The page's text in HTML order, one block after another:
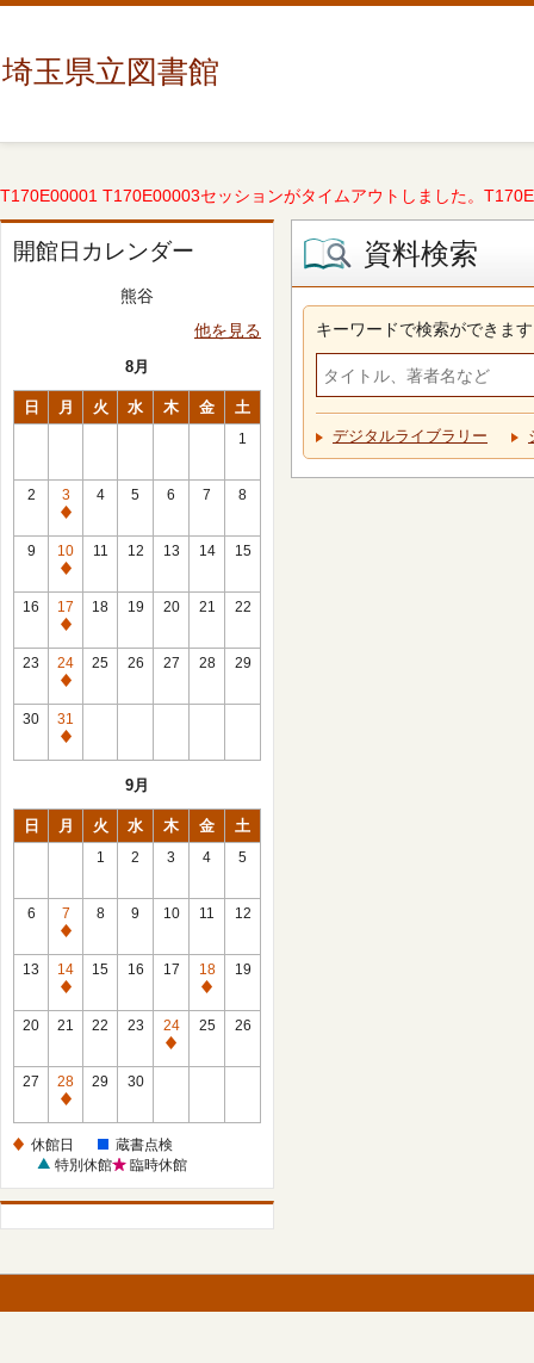
埼玉県立図書館
T170E00001 T170E00003セッションがタイムアウトしました。
開館日カレンダー
熊谷
他を見る
8月
日 月 火 水 木 金 土
1
2
3
休
館
日
4 5 6 7 8
9
10
休
館
日
11 12 13 14 15
16
17
休
館
日
18 19 20 21 22
23
24
休
館
日
25 26 27 28 29
30
31
休
9月
日 月 火 水 木 金 土
1 2 3 4 5
6
7
休
館
日
8 9 10 11 12
13
14
休
館
15 16 17
18
休
館
19
20 21 22 23
24
休
25 26
27
28
休
日
29 30
休館日
蔵書点検
特別休館
臨時休館
資料検索
キーワードで検索ができます
デジタルライブラリー